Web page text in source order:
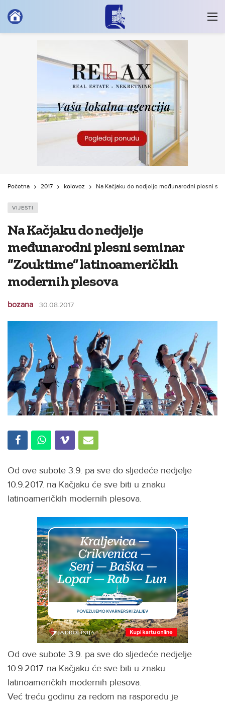
Početna 2017 kolovoz Na Kačjaku do nedjelje međunarodni plesni
VIJESTI
Na Kačjaku do nedjelje
međunarodni plesni seminar
“Zouktime” latinoameričkih
modernih plesova
bozana 30.08.2017
Od ove subote 3.9. pa sve do sljedeće nedjelje
10.9.2017. na Kačjaku će sve biti u znaku
latinoameričkih modernih plesova.
Od ove subote 3.9. pa sve do sljedeće nedjelje
10.9.2017. na Kačjaku će sve biti u znaku
latinoameričkih modernih plesova.
Već treću godinu za redom na rasporedu je